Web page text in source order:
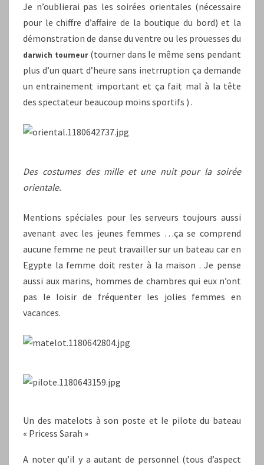
Je n’oublierai pas les soirées orientales (nécessaire
pour le chiffre d’affaire de la boutique du bord) et la
démonstration de danse du ventre ou les prouesses du
darwich tourneur(tourner dans le même sens pendant
plus d’un quart d’heure sans inetrruption ça demande
un entrainement important et ça fait mal à la tête
des spectateur beaucoup moins sportifs ) .
Des costumes des mille et une nuit pour la soirée
orientale.
Mentions spéciales pour les serveurs toujours aussi
avenant avec les jeunes femmes …ça se comprend
aucune femme ne peut travailler sur un bateau car en
Egypte la femme doit rester à la maison . Je pense
aussi aux marins, hommes de chambres qui eux n’ont
pas le loisir de fréquenter les jolies femmes en
vacances.
Un des matelots à son poste et le pilote du bateau
« Pricess Sarah »
A noter qu’il y a autant de personnel (tous d’aspect